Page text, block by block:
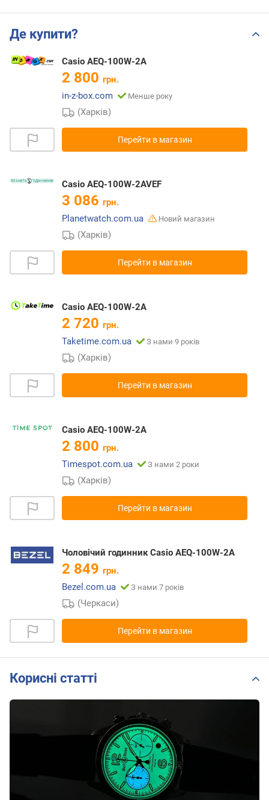
Де купити?
Casio AEQ-100W-2A
2 800 грн.
in-z-box.com
Менше року
(Харків)
Перейти в магазин
Casio AEQ-100W-2AVEF
3 086 грн.
Planetwatch.com.ua
Новий магазин
(Харків)
Перейти в магазин
Casio AEQ-100W-2A
2 720 грн.
Taketime.com.ua
З нами 9 років
(Харків)
Перейти в магазин
Casio AEQ-100W-2A
2 800 грн.
Timespot.com.ua
З нами 2 роки
(Харків)
Перейти в магазин
Чоловічий годинник Casio AEQ-100W-2A
2 849 грн.
Bezel.com.ua
З нами 7 років
(Черкаси)
Перейти в магазин
Корисні статті